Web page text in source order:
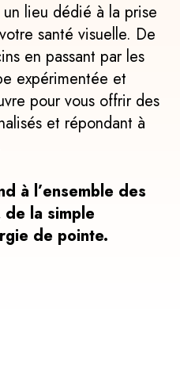
lieu dédié à la prise
santé visuelle. De
en passant par les
expérimentée et
pour vous offrir des
et répondant à
à l’ensemble des
la simple
de pointe.